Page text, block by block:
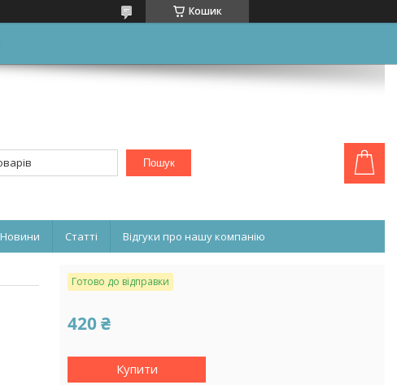
Кошик
Пошук
Новини Статті Відгуки про нашу компанію
Готово до відправки
420 ₴
Купити